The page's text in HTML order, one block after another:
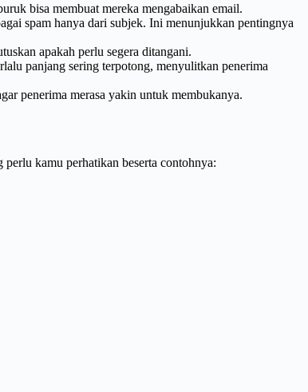
bisa membuat mereka mengabaikan email.
spam hanya dari subjek. Ini menunjukkan pentingnya
apakah perlu segera ditangani.
panjang sering terpotong, menyulitkan penerima
penerima merasa yakin untuk membukanya.
kamu perhatikan beserta contohnya: